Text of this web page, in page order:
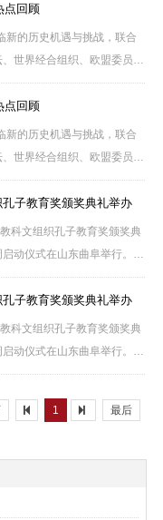
予质量得到保障；国......
点回顾
新的历史机遇与挑战，联合
世界经合组织、欧盟委员会
告，剖析职业教育现存问
助推全球职业教育发展......
点回顾
新的历史机遇与挑战，联合
世界经合组织、欧盟委员会
告，剖析职业教育现存问
助推全球职业教育发展......
子教育奖颁奖典礼举办
科文组织孔子教育奖颁奖典
动仪式在山东曲阜举行。教
组织全国委员会主任田学军
习近平主席和中国政......
子教育奖颁奖典礼举办
科文组织孔子教育奖颁奖典
动仪式在山东曲阜举行。教
组织全国委员会主任田学军
习近平主席和中国政......
1 最后